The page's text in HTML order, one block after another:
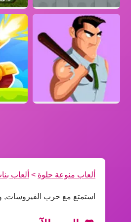
ألعاب منوعة حلوة > ألعاب
استمتع مع حرب الفيروسات,